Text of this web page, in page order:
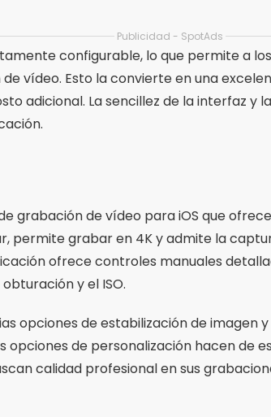
permite grabar en 4K y admite la
ofrece controles manuales
y el ISO.
opciones de estabilización de imagen
calidad profesional en sus
de vídeo para iOS que ofrece
lugar, permite la grabación en 4K
de cuadro, lo que le permite
Publicidad - SpotAds
para accesorios profesionales como